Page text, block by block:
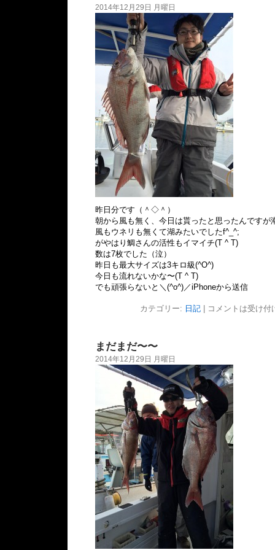
2014年12月29日 月曜日
昨日分です（＾◇＾）
朝から風も無く、今日は貰ったと思ったんですが
風もウネリも無くて湖みたいでしたf^_^;
がやはり鯛さんの活性もイマイチ(T ^ T)
数は7枚でした（泣）
昨日も最大サイズは3キロ級(^O^)
今日も流れないかな〜(T ^ T)
でも頑張らないと＼(^o^)／iPhoneから送信
カテゴリー: 日記| コメントは受け付
まだまだ〜〜
2014年12月29日 月曜日